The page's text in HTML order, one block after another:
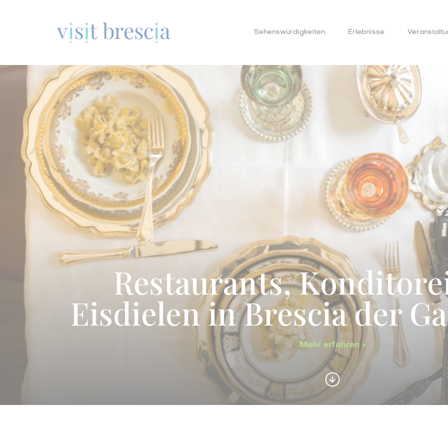
contenuto
principale
Sehenswürdigkeiten Erlebnisse
Restaurants,
Eisdielen in Brescia der
Mehr erfahren >